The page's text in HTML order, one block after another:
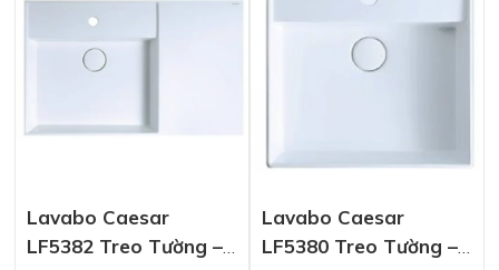
Lavabo Caesar
LF5382 Treo Tường –
Lavabo Caesar
LF5380 Treo Tường –